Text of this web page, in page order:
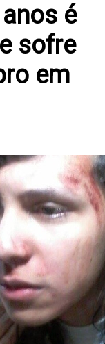
é
sofre
em